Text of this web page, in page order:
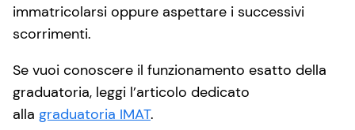
immatricolarsi oppure aspettare i successivi
scorrimenti.
Se vuoi conoscere il funzionamento esatto della
graduatoria, leggi l’articolo dedicato
alla graduatoria IMAT.